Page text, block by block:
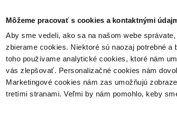
Môžeme pracovať s cookies a kontaktnými
Aby sme vedeli, ako sa na našom webe
zbierame cookies. Niektoré sú naozaj potrebné
toho používame analytické cookies, ktoré nám
vás zlepšovať. Personalizačné cookies nám
Marketingové cookies nám zas umožňujú
tretími stranami. Veľmi by nám pomohlo, keby
Poukážky Kontakt